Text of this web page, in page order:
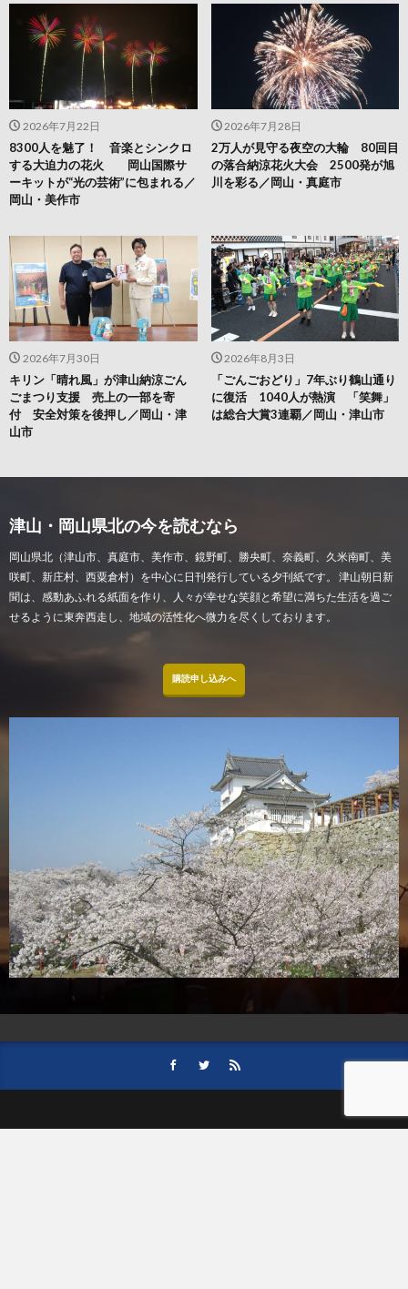
2026年8月3日
「ごんごおどり」7年ぶり鶴山通り
に復活 1040人が熱演 「笑舞」
は総合大賞3連覇／岡山・津山市
2026年7月30日
キリン「晴れ風」が津山納涼ごん
ごまつり支援 売上の一部を寄
付 安全対策を後押し／岡山・津
山市
2026年7月28日
2万人が見守る夜空の大輪 80回目
の落合納涼花火大会 2500発が旭
川を彩る／岡山・真庭市
2026年7月22日
8300人を魅了！ 音楽とシンクロ
する大迫力の花火 岡山国際サ
ーキットが“光の芸術”に包まれる／
岡山・美作市
津山・岡山県北の今を読むなら
岡山県北（津山市、真庭市、美作市、鏡野町、勝央町、奈義町、久米南町、美
咲町、新庄村、西粟倉村）を中心に日刊発行している夕刊紙です。 津山朝日新
聞は、感動あふれる紙面を作り、人々が幸せな笑顔と希望に満ちた生活を過ご
せるように東奔西走し、地域の活性化へ微力を尽くしております。
購読申し込みへ